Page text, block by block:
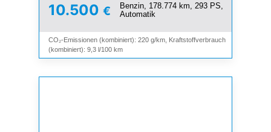
10.500 €
Benzin, 178.774 km, 293 PS,
Automatik
CO₂-Emissionen (kombiniert): 220 g/km, Kraftstoffverbrauch
(kombiniert): 9,3 l/100 km